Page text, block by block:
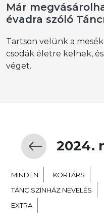
Már
évadra szóló
Tartson velünk a
csodák életre kelnek,
véget.
2024.
MINDEN KORTÁRS
TÁNC SZÍNHÁZ NEVELÉS
EXTRA